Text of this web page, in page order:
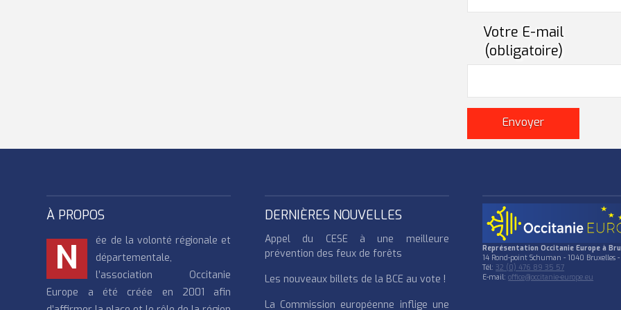
Votre E-mail
(obligatoire)
À PROPOS
N
ée de la volonté régionale et
départementale,
l’association Occitanie
Europe a été créée en 2001 afin
DERNIÈRES NOUVELLES
Appel du CESE à une meilleure
prévention des feux de forêts
Les nouveaux billets de la BCE au vote !
La Commission européenne inflige une
Représentation Occitanie Europe à
14 Rond-point Schuman - 1040 Bruxelles
Tél:32 (0) 476 89 35 57
E-mail:office@occitanie-europe.eu